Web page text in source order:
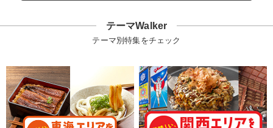
テーマWalker
テーマ別特集をチェック